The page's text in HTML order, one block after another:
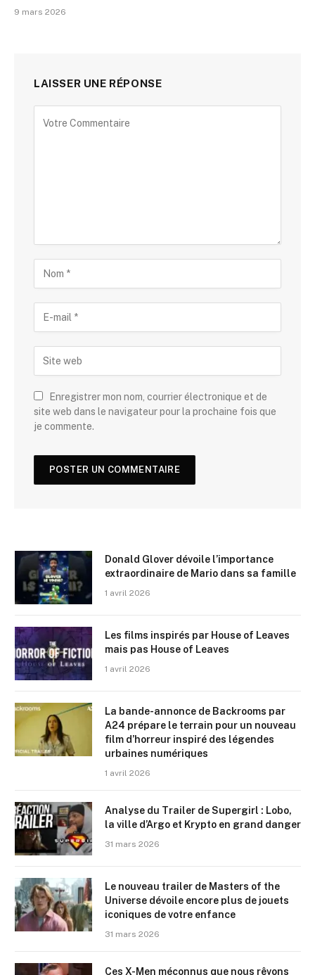
9 mars 2026
LAISSER UNE RÉPONSE
Enregistrer mon nom, courrier électronique et de
site web dans le navigateur pour la prochaine fois que
je commente.
Donald Glover dévoile l’importance
extraordinaire de Mario dans sa famille
1 avril 2026
Les films inspirés par House of Leaves
mais pas House of Leaves
1 avril 2026
La bande-annonce de Backrooms par
A24 prépare le terrain pour un nouveau
film d’horreur inspiré des légendes
urbaines numériques
1 avril 2026
Analyse du Trailer de Supergirl : Lobo,
la ville d’Argo et Krypto en grand danger
31 mars 2026
Le nouveau trailer de Masters of the
Universe dévoile encore plus de jouets
iconiques de votre enfance
31 mars 2026
Ces X-Men méconnus que nous rêvons